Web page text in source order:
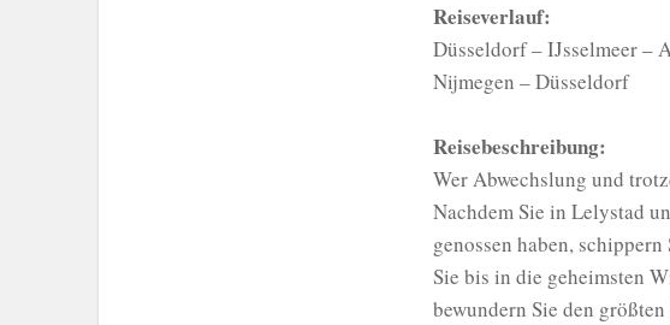
Reiseverlauf:
Düsseldorf – IJsselmeer –
Nijmegen – Düsseldorf
Reisebeschreibung:
Wer Abwechslung und
Nachdem Sie in Lelystad
genossen haben,
Sie bis in die geheimsten
bewundern Sie den